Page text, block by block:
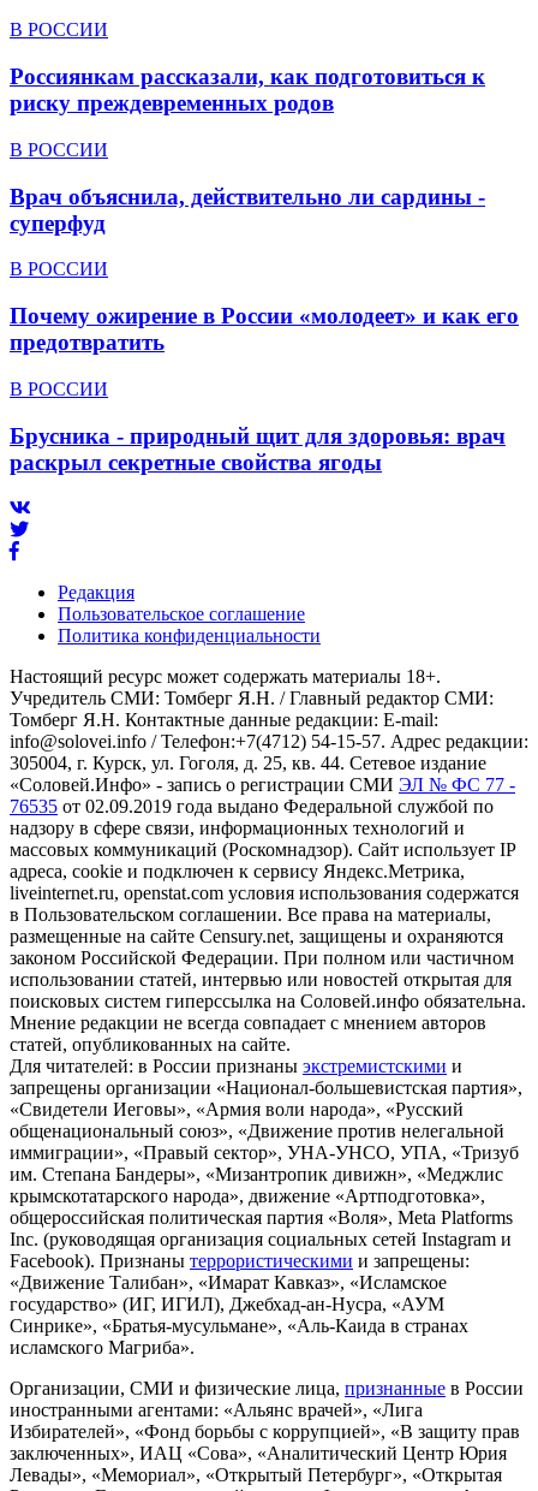
В РОССИИ
Россиянкам рассказали, как подготовиться к
риску преждевременных родов
В РОССИИ
Врач объяснила, действительно ли сардины -
суперфуд
В РОССИИ
Почему ожирение в России «молодеет» и как его
предотвратить
В РОССИИ
Брусника - природный щит для здоровья: врач
раскрыл секретные свойства ягоды
Редакция
Пользовательское соглашение
Политика конфиденциальности
Настоящий ресурс может содержать материалы 18+.
Учредитель СМИ: Томберг Я.Н. / Главный редактор СМИ:
Томберг Я.Н. Контактные данные редакции: E-mail:
info@solovei.info / Телефон:+7(4712) 54-15-57. Адрес редакции:
305004, г. Курск, ул. Гоголя, д. 25, кв. 44. Сетевое издание
«Соловей.Инфо» - запись о регистрации СМИ ЭЛ № ФС 77 -
76535 от 02.09.2019 года выдано Федеральной службой по
надзору в сфере связи, информационных технологий и
массовых коммуникаций (Роскомнадзор). Сайт использует IP
адреса, cookie и подключен к сервису Яндекс.Метрика,
liveinternet.ru, openstat.com условия использования содержатся
в Пользовательском соглашении. Все права на материалы,
размещенные на сайте Censury.net, защищены и охраняются
законом Российской Федерации. При полном или частичном
использовании статей, интервью или новостей открытая для
поисковых систем гиперссылка на Соловей.инфо обязательна.
Мнение редакции не всегда совпадает с мнением авторов
статей, опубликованных на сайте.
Для читателей: в России признаны экстремистскими и
запрещены организации «Национал-большевистская партия»,
«Свидетели Иеговы», «Армия воли народа», «Русский
общенациональный союз», «Движение против нелегальной
иммиграции», «Правый сектор», УНА-УНСО, УПА, «Тризуб
им. Степана Бандеры», «Мизантропик дивижн», «Меджлис
крымскотатарского народа», движение «Артподготовка»,
общероссийская политическая партия «Воля», Meta Platforms
Inc. (руководящая организация социальных сетей Instagram и
Facebook). Признаны террористическими и запрещены:
«Движение Талибан», «Имарат Кавказ», «Исламское
государство» (ИГ, ИГИЛ), Джебхад-ан-Нусра, «АУМ
Синрике», «Братья-мусульмане», «Аль-Каида в странах
исламского Магриба».
Организации, СМИ и физические лица, признанные в России
иностранными агентами: «Альянс врачей», «Лига
Избирателей», «Фонд борьбы с коррупцией», «В защиту прав
заключенных», ИАЦ «Сова», «Аналитический Центр Юрия
Левады», «Мемориал», «Открытый Петербург», «Открытая